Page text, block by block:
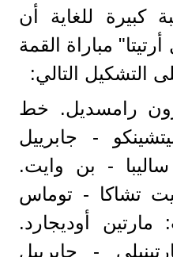
كبيرة للغاية أن
مباراة القمة
التشكيل التالي:
رامسديل. خط
- جابرييل
ساليبا - بن وايت.
تشاكا - توماس
مارتين أوديجارد.
- جابرييل